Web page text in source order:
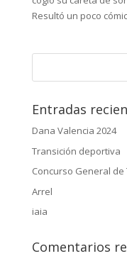
Resultó un poco
Entradas
Dana Valencia 2024
Transición deportiva
Concurso General
Arrel
iaia
Comentarios